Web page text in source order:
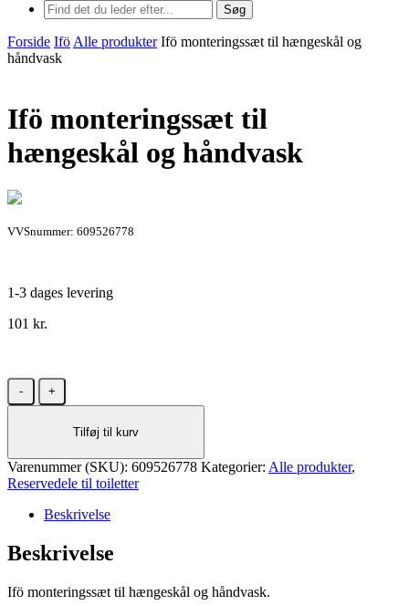
Søg
Forside Ifö Alle produkter Ifö monteringssæt til hængeskål og
håndvask
Ifö monteringssæt til
hængeskål og håndvask
VVSnummer: 609526778
1-3 dages levering
101 kr.
Ifö
monteringssæt
hængeskål
håndvask
antal
Tilføj til kurv
Varenummer (SKU): 609526778 Kategorier: Alle produkter,
Reservedele til toiletter
Beskrivelse
Beskrivelse
Ifö monteringssæt til hængeskål og håndvask.